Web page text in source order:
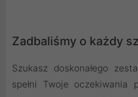
Zadbaliśmy o każdy
Szukasz doskonałego
spełni Twoje oczekiwania